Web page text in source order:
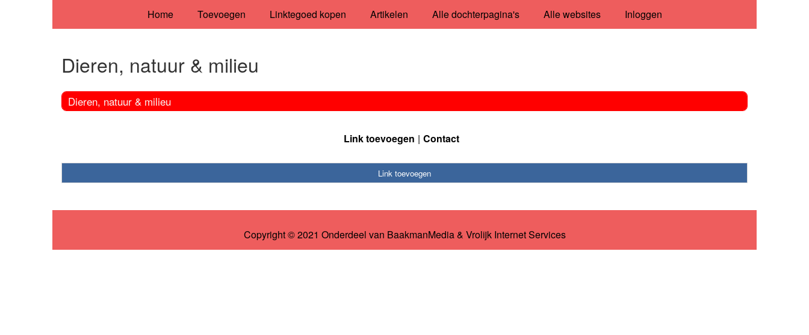
Home Toevoegen Linktegoed kopen Artikelen Alle dochterpagina's Alle websites Inloggen
Dieren, natuur & milieu
Dieren, natuur & milieu
Link toevoegen Contact
Link toevoegen
Copyright © 2021 Onderdeel van BaakmanMedia& Vrolijk Internet Services